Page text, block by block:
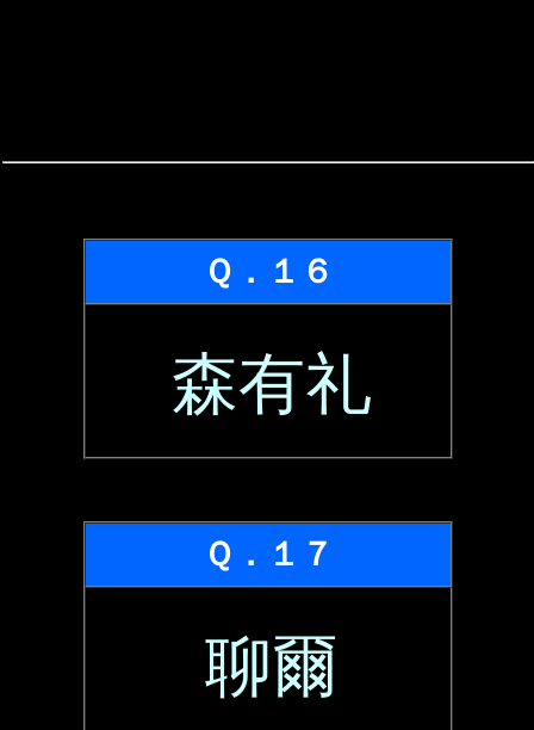
Ｑ．１６
森有礼
Ｑ．１７
聊爾